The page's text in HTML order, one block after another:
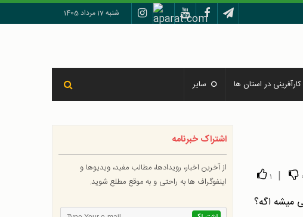
شنبه 17 مرداد 1405
کارآفرینی در استان ها سایر
|
1
اشتراک خبرنامه
از آخرین اخبار، رویدادها، مطالب مفید، ویدیوها و
اینفوگراف ها به راحتی و به موقع مطلع شوید.